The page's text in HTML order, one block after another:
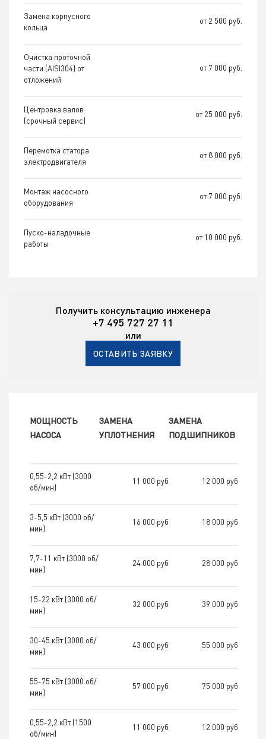
Замена корпусного
кольца
от 2 500 руб.
Очистка проточной
части (AISI304) от
отложений
от 7 000 руб.
Центровка валов
(срочный сервис)
от 25 000 руб.
Перемотка статора
электродвигателя
от 8 000 руб.
Монтаж насосного
оборудования
от 7 000 руб.
Пуско-наладочные
работы
от 10 000 руб.
Получить консультацию инженера
+7 495 727 27 11
или
ОСТАВИТЬ ЗАЯВКУ
МОЩНОСТЬ
НАСОСА
ЗАМЕНА
УПЛОТНЕНИЯ
ЗАМЕНА
ПОДШИПНИКОВ
0,55-2,2 кВт (3000
об/мин)
11 000 руб 12 000 руб
3-5,5 кВт (3000 об/
мин)
16 000 руб 18 000 руб
7,7-11 кВт (3000 об/
мин)
24 000 руб 28 000 руб
15-22 кВт (3000 об/
мин)
32 000 руб 39 000 руб
30-45 кВт (3000 об/
мин)
43 000 руб 55 000 руб
55-75 кВт (3000 об/
мин)
57 000 руб 75 000 руб
0,55-2,2 кВт (1500
об/мин)
11 000 руб 12 000 руб